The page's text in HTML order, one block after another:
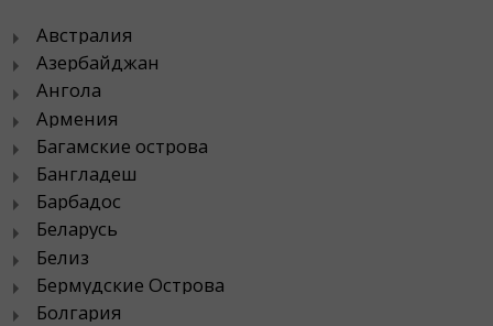
Австралия
Азербайджан
Ангола
Армения
Багамские острова
Бангладеш
Барбадос
Беларусь
Белиз
Бермудские Острова
Болгария